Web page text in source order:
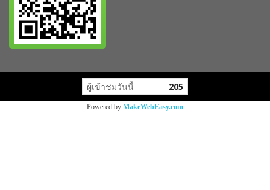
ผู้เข้าชมขณะนี้ 9
Powered by MakeWebEasy.com